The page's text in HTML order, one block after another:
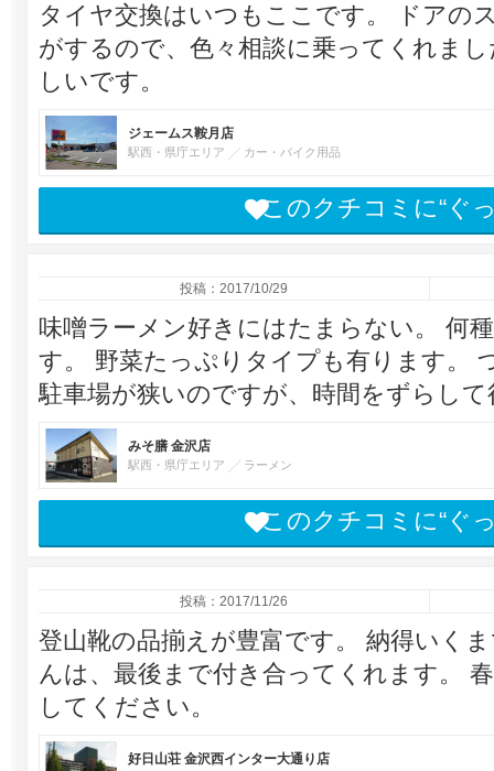
タイヤ交換はいつもここです。 ドアの
がするので、色々相談に乗ってくれま
しいです。
ジェームス鞍月店
駅西・県庁エリア カー・バイク用品
このクチコミに“ぐ
投稿：2017/10/29
味噌ラーメン好きにはたまらない。 何
す。 野菜たっぷりタイプも有ります。
駐車場が狭いのですが、時間をずらし
みそ膳 金沢店
駅西・県庁エリア ラーメン
このクチコミに“ぐ
投稿：2017/11/26
登山靴の品揃えが豊富です。 納得いく
んは、最後まで付き合ってくれます。
してください。
好日山荘 金沢西インター大通り店